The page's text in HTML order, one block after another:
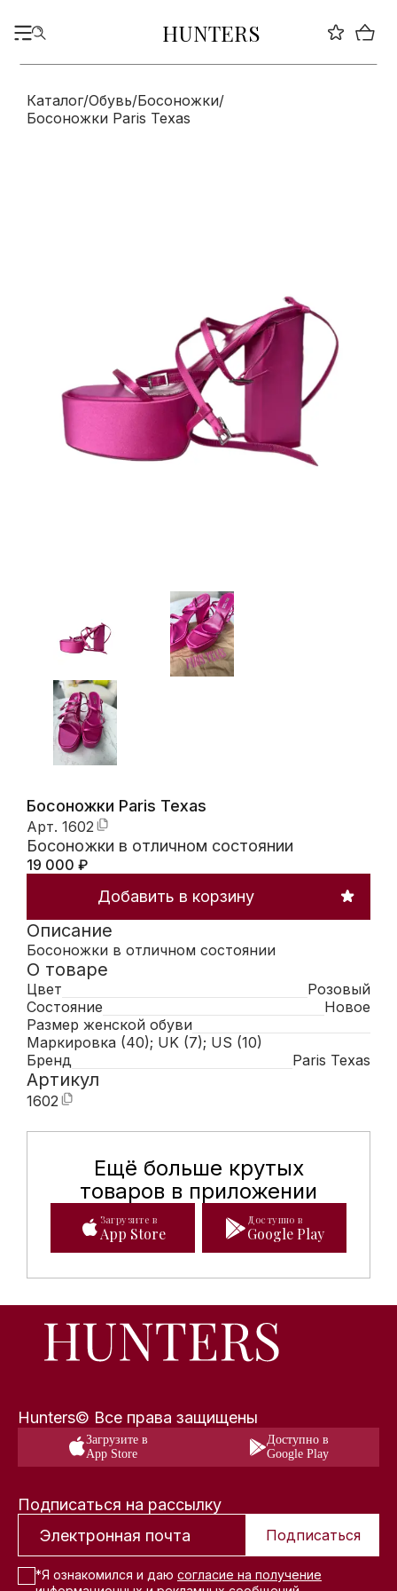
HUNTERS
Каталог/Обувь/Босоножки/
Босоножки Paris Texas
Босоножки Paris Texas
Арт. 1602
Босоножки в отличном состоянии
19 000 ₽
Добавить в корзину
Описание
Босоножки в отличном состоянии
О товаре
Цвет
Розовый
Состояние
Новое
Размер женской обуви
Маркировка (40); UK (7); US (10)
Бренд
Paris Texas
Артикул
1602
Ещё больше крутых
товаров в приложении
Мобильное приложение
Загрузите в
App Store
Доступно в
Google Play
Hunters© Все права защищены
Загрузите в
App Store
Доступно в
Google Play
Подписаться на рассылку
Подписаться
*Я ознакомился и даю согласие на получение